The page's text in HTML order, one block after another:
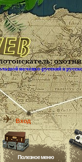
Вход
Полезное меню